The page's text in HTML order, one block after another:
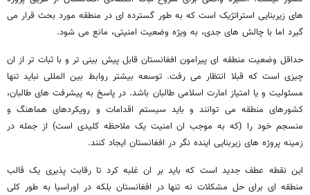
های زیربنایی استراتژیک است که به طور گسترده ای در منطقه مورد بحث قرار می
گیرد اما با چالش های جدی، به ویژه وضعیت امنیتی، مانع می شود.
حداقل وضعیت منطقه ای پیرامون افغانستان قابل پیش بینی تر و با ثبات تر از ان
چیزی است که قبلا انتظار می رفت. توسعه بیشتر روابط بین المللی نباید تنها
مسئولیت و یا امتیاز امارت اسلامی طالبان باشد. در پاسخ به پیشرفت های طالبان،
کشورهای منطقه می توانند و باید سیستم اقدامات و رویکردهای هماهنگ و
منسجم خود را (که به موجب ان امنیت یک ملاحظه کلیدی است) از جمله در
زمینه پروژه های زیربنایی اینده نگر در افغانستان ایجاد کنند.
این نقطه عطف جدید است که باید بر ان غلبه کرد تا رقابت پذیری یک قالب
منطقه ای برای حل مشکلات نه تنها در افغانستان بلکه در اوراسیا به طور کلی